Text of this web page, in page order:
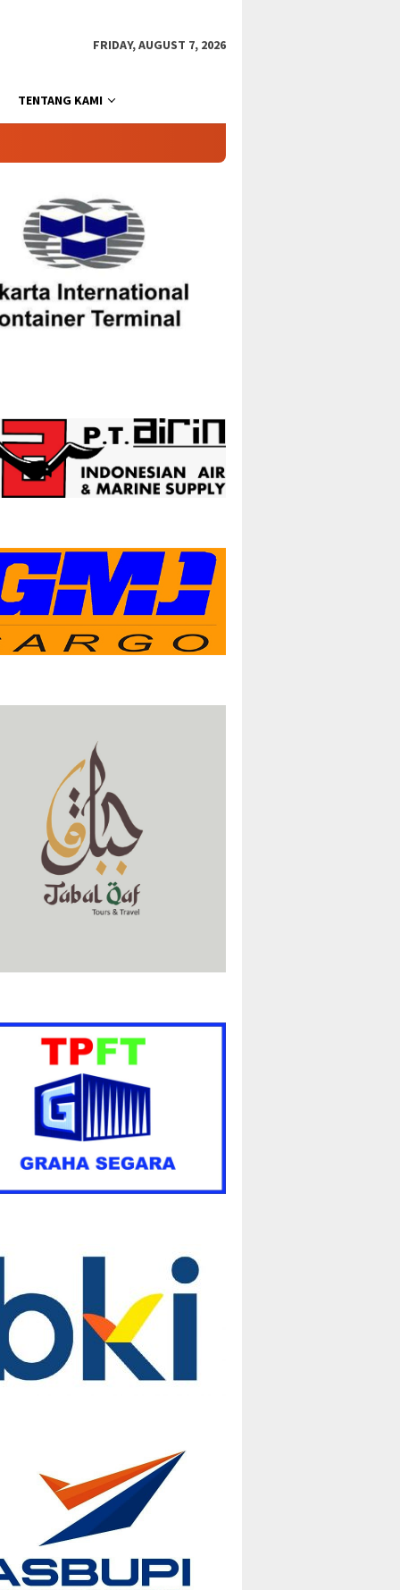
FRIDAY, AUGUST 7, 2026
TENTANG KAMI